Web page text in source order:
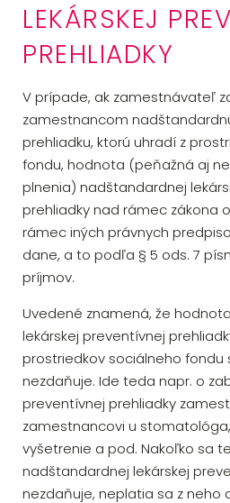
LEKÁRSKEJ
PREHLIADKY
V prípade, ak zamestnávateľ
zamestnancom
prehliadku, ktorú uhradí z
fondu, hodnota (peňažná aj
plnenia) nadštandardnej
prehliadky nad rámec zákona o
rámec iných právnych
dane, a to podľa § 5 ods. 7
príjmov.
Uvedené znamená, že
lekárskej preventívnej
prostriedkov sociálneho
nezdaňuje. Ide teda napr. o
preventívnej prehliadky
zamestnancovi u
vyšetrenie a pod. Nakoľko sa
nadštandardnej lekárskej
nezdaňuje, neplatia sa z neho